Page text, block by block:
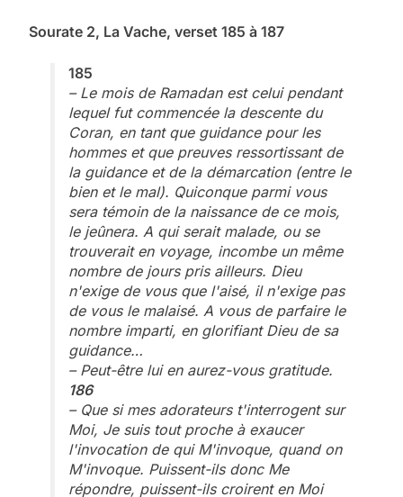
Sourate 2, La Vache, verset 185 à 187
185
– Le mois de Ramadan est celui pendant
lequel fut commencée la descente du
Coran, en tant que guidance pour les
hommes et que preuves ressortissant de
la guidance et de la démarcation (entre le
bien et le mal). Quiconque parmi vous
sera témoin de la naissance de ce mois,
le jeûnera. A qui serait malade, ou se
trouverait en voyage, incombe un même
nombre de jours pris ailleurs. Dieu
n'exige de vous que l'aisé, il n'exige pas
de vous le malaisé. A vous de parfaire le
nombre imparti, en glorifiant Dieu de sa
guidance…
– Peut-être lui en aurez-vous gratitude.
186
– Que si mes adorateurs t'interrogent sur
Moi, Je suis tout proche à exaucer
l'invocation de qui M'invoque, quand on
M'invoque. Puissent-ils donc Me
répondre, puissent-ils croirent en Moi